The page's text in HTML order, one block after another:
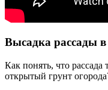
Высадка рассады
Как понять, что
открытый грунт